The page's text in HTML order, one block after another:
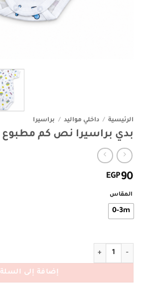
الرئيسية / داخلي مواليد / براسيرا
بدي براسيرا نص كم مطبوع
EGP90
المقاس
0-3m
كمية بدي براسيرا نص كم مطبوع
إضافة إلى السلة